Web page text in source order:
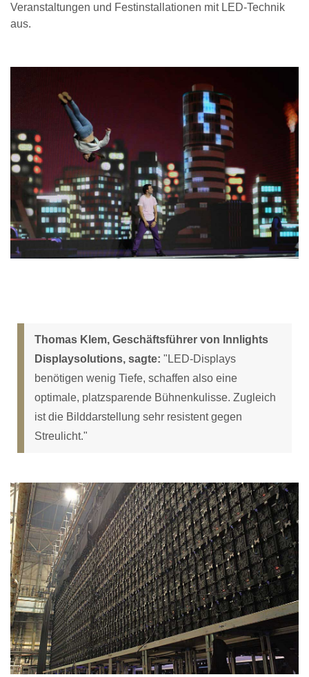
Veranstaltungen und Festinstallationen mit LED-Technik
aus.
Thomas Klem, Geschäftsführer von Innlights
Displaysolutions, sagte: "LED-Displays
benötigen wenig Tiefe, schaffen also eine
optimale, platzsparende Bühnenkulisse. Zugleich
ist die Bilddarstellung sehr resistent gegen
Streulicht."